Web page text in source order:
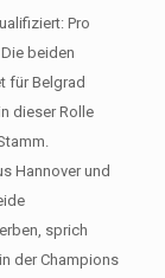
Pro
beiden
für Belgrad
dieser Rolle
Hannover und
sprich
der Champions